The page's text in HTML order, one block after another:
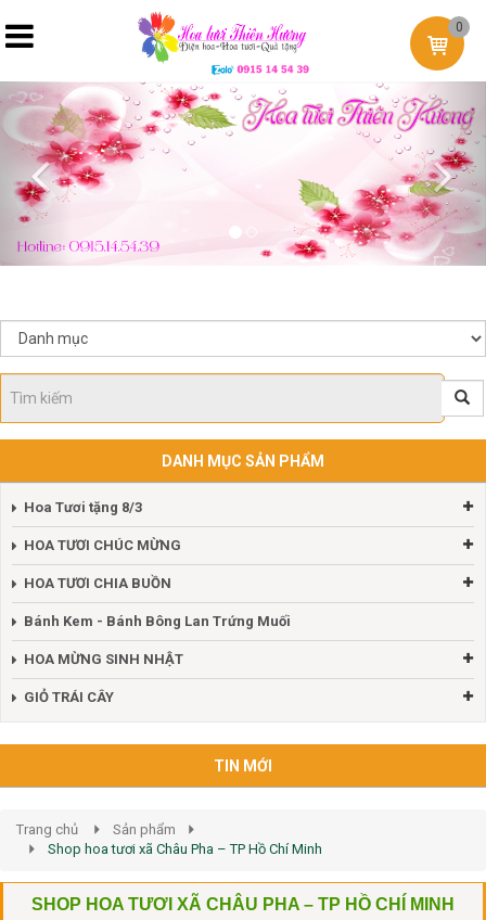
0
Previous
DANH MỤC SẢN PHẨM
Hoa Tươi tặng 8/3
HOA TƯƠI CHÚC MỪNG
HOA TƯƠI CHIA BUỒN
Bánh Kem - Bánh Bông Lan Trứng Muối
HOA MỪNG SINH NHẬT
GIỎ TRÁI CÂY
TIN MỚI
Trang chủ
Sản phẩm
Shop hoa tươi xã Châu Pha – TP Hồ Chí Minh
SHOP HOA TƯƠI XÃ CHÂU PHA – TP HỒ CHÍ MINH